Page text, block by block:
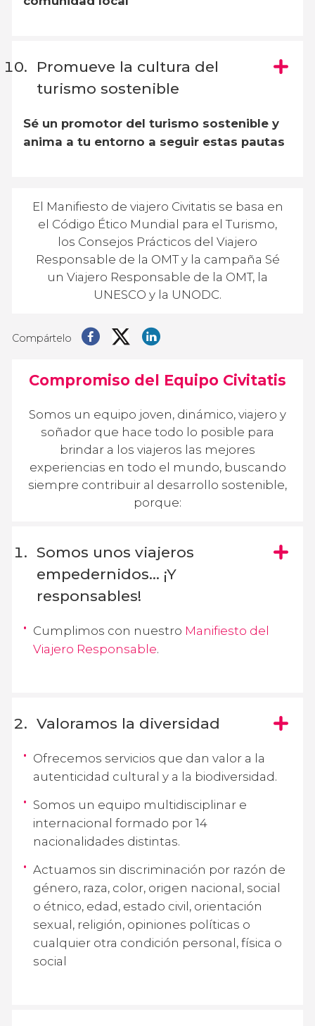
Promueve la cultura del
turismo sostenible
Sé un promotor del turismo sostenible y
anima a tu entorno a seguir estas pautas
El Manifiesto de viajero Civitatis se basa en
el Código Ético Mundial para el Turismo,
los Consejos Prácticos del Viajero
Responsable de la OMT y la campaña Sé
un Viajero Responsable de la OMT, la
UNESCO y la UNODC.
Compártelo
Compromiso del Equipo Civitatis
Somos un equipo joven, dinámico, viajero y
soñador que hace todo lo posible para
brindar a los viajeros las mejores
experiencias en todo el mundo, buscando
siempre contribuir al desarrollo sostenible,
porque:
Somos unos viajeros
empedernidos… ¡Y
responsables!
Cumplimos con nuestro Manifiesto del
Viajero Responsable.
Valoramos la diversidad
Ofrecemos servicios que dan valor a la
autenticidad cultural y a la biodiversidad.
Somos un equipo multidisciplinar e
internacional formado por 14
nacionalidades distintas.
Actuamos sin discriminación por razón de
género, raza, color, origen nacional, social
o étnico, edad, estado civil, orientación
sexual, religión, opiniones políticas o
cualquier otra condición personal, física o
social